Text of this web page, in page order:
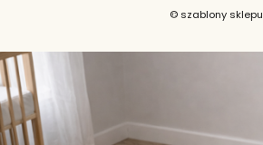
©szablony sklepu